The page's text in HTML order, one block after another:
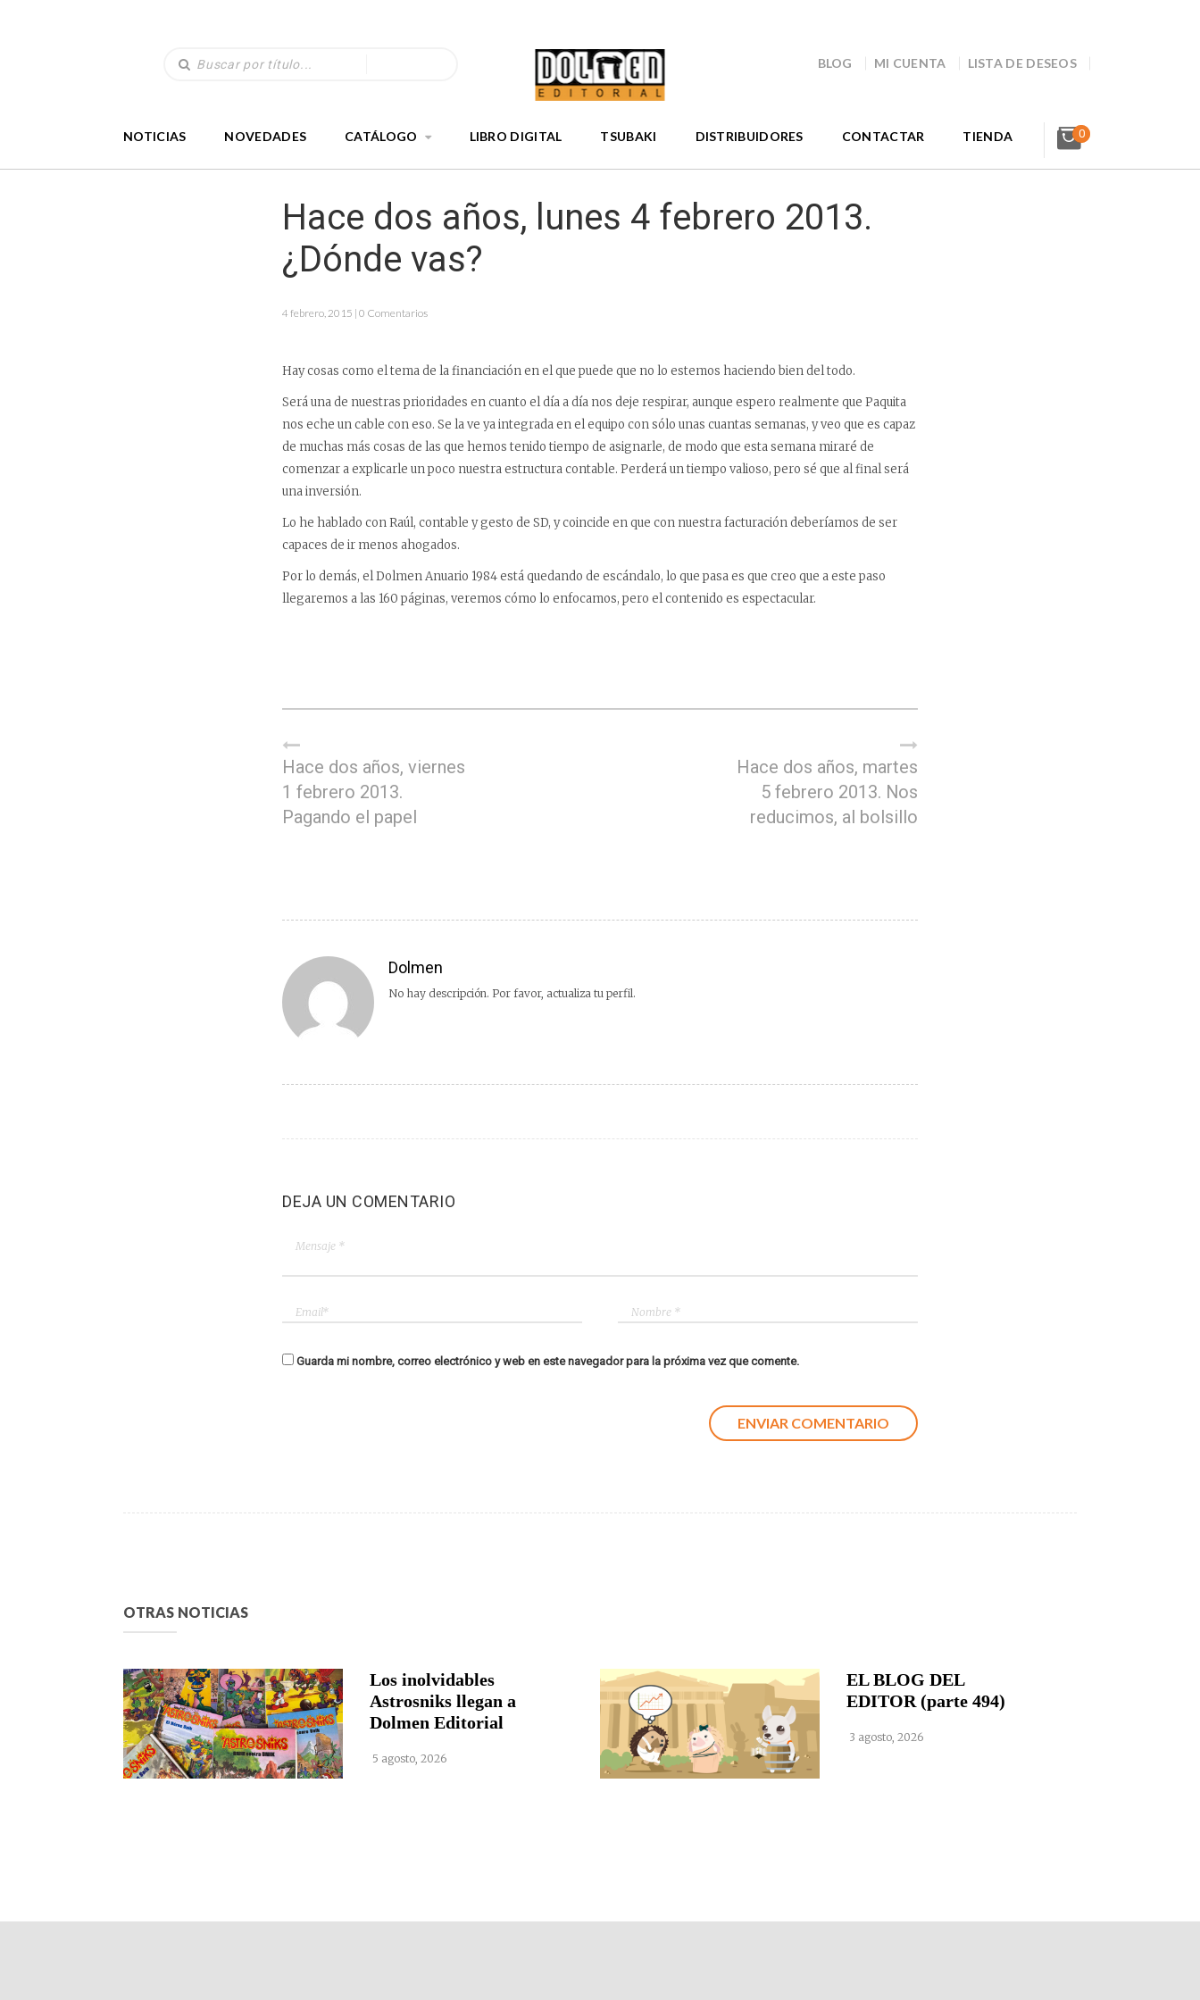
BLOG MI CUENTA LISTA DE DESEOS
NOTICIAS NOVEDADES CATÁLOGO LIBRO DIGITAL TSUBAKI DISTRIBUIDORES CONTACTAR TIENDA 0
Hace dos años, lunes 4 febrero 2013.
¿Dónde vas?
4 febrero, 2015 | 0 Comentarios
Hay cosas como el tema de la financiación en el que puede que no lo estemos haciendo bien del todo.
Será una de nuestras prioridades en cuanto el día a día nos deje respirar, aunque espero realmente que Paquita
nos eche un cable con eso. Se la ve ya integrada en el equipo con sólo unas cuantas semanas, y veo que es capaz
de muchas más cosas de las que hemos tenido tiempo de asignarle, de modo que esta semana miraré de
comenzar a explicarle un poco nuestra estructura contable. Perderá un tiempo valioso, pero sé que al final será
una inversión.
Lo he hablado con Raúl, contable y gesto de SD, y coincide en que con nuestra facturación deberíamos de ser
capaces de ir menos ahogados.
Por lo demás, el Dolmen Anuario 1984 está quedando de escándalo, lo que pasa es que creo que a este paso
llegaremos a las 160 páginas, veremos cómo lo enfocamos, pero el contenido es espectacular.
Hace dos años, viernes
1 febrero 2013.
Pagando el papel
Hace dos años, martes
5 febrero 2013. Nos
reducimos, al bolsillo
Dolmen
No hay descripción. Por favor, actualiza tu perfil.
DEJA UN COMENTARIO
Guarda mi nombre, correo electrónico y web en este navegador para la próxima vez que comente.
OTRAS NOTICIAS
Los inolvidables
Astrosniks llegan a
Dolmen Editorial
5 agosto, 2026
EL BLOG DEL
EDITOR (parte 494)
3 agosto, 2026